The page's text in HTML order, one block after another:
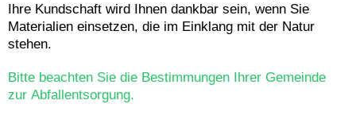
Ihre Kundschaft wird Ihnen dankbar sein, wenn Sie
Materialien einsetzen, die im Einklang mit der Natur
stehen.
Bitte beachten Sie die Bestimmungen Ihrer Gemeinde
zur Abfallentsorgung.